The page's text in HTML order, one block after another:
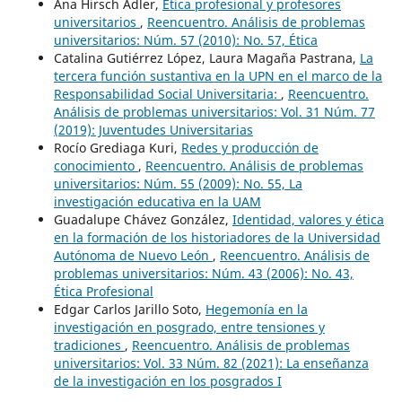
Ana Hirsch Adler, Ética profesional y profesores
universitarios , Reencuentro. Análisis de problemas
universitarios: Núm. 57 (2010): No. 57, Ética
Catalina Gutiérrez López, Laura Magaña Pastrana, La
tercera función sustantiva en la UPN en el marco de la
Responsabilidad Social Universitaria: , Reencuentro.
Análisis de problemas universitarios: Vol. 31 Núm. 77
(2019): Juventudes Universitarias
Rocío Grediaga Kuri, Redes y producción de
conocimiento , Reencuentro. Análisis de problemas
universitarios: Núm. 55 (2009): No. 55, La
investigación educativa en la UAM
Guadalupe Chávez González, Identidad, valores y ética
en la formación de los historiadores de la Universidad
Autónoma de Nuevo León , Reencuentro. Análisis de
problemas universitarios: Núm. 43 (2006): No. 43,
Ética Profesional
Edgar Carlos Jarillo Soto, Hegemonía en la
investigación en posgrado, entre tensiones y
tradiciones , Reencuentro. Análisis de problemas
universitarios: Vol. 33 Núm. 82 (2021): La enseñanza
de la investigación en los posgrados I